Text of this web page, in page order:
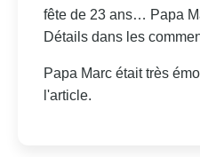
fête de 23 ans… Papa
Détails dans les
Papa Marc était très
l'article.